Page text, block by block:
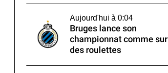
Aujourd'hui à 0:04
Bruges lance son
championnat comme sur
des roulettes